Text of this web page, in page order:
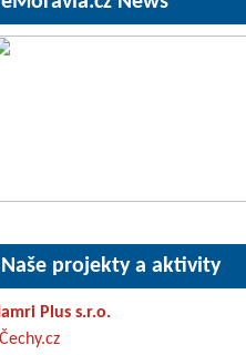
Naše projekty a aktivity
Plus s.r.o.